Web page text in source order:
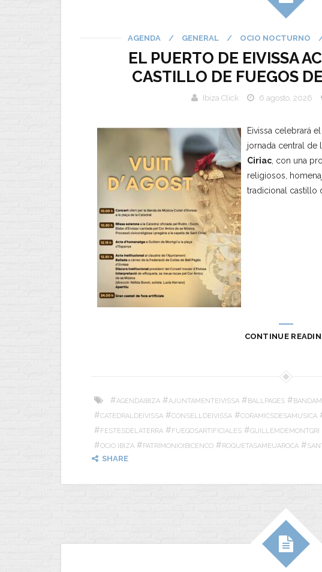
AGENDA / GENERAL / OCIO NOCTURNO
EL PUERTO DE EIVISSA
CASTILLO DE FUEGOS
Ibiza Click 6 agosto, 2026
Eivissa celebrará el
jornada central de
Ciriac , con una
religiosos,
tradicional castillo
CONTINUE
#AGENDAIBIZA #AJUNTAMENTEIVISSA #BALLPAGES #
#CATEDRALDEIVISSA #CONSELLDEIVISSA #CORAMICSDESAMUSICA
#FESTESDELATERRA #FUEGOSARTIFICIALES #GUILLEMDEMONTGRI
#OCIO IBIZA #PATRIMONIOIBICENCO #ROQUETASAMEUAROCA #
SHARE